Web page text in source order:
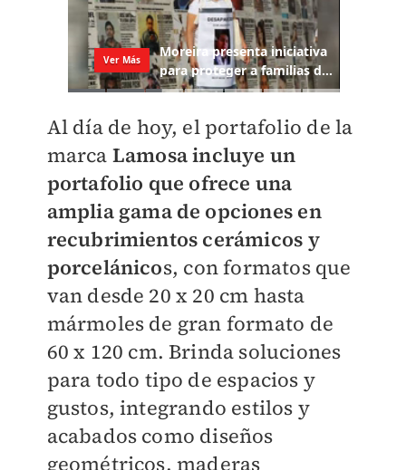
Al día de hoy, el portafolio de la
marca Lamosa incluye un
portafolio que ofrece una
amplia gama de opciones en
recubrimientos cerámicos y
porcelánicos, con formatos que
van desde 20 x 20 cm hasta
mármoles de gran formato de
60 x 120 cm. Brinda soluciones
para todo tipo de espacios y
gustos, integrando estilos y
acabados como diseños
geométricos, maderas